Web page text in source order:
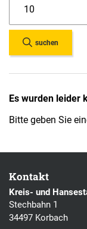
suchen
Es wurden leider
Bitte geben Sie
Kontakt
Kreis- und
Stechbahn 1
34497 Korbach